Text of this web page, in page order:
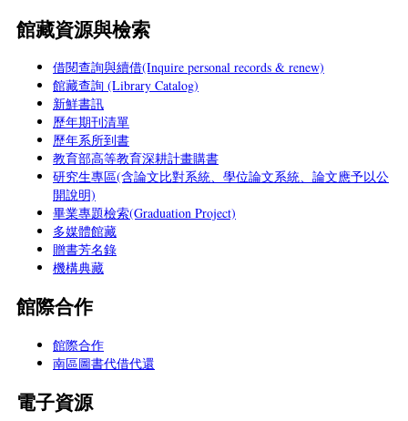
館藏資源與檢索
借閱查詢與續借(Inquire personal records & renew)
館藏查詢 (Library Catalog)
新鮮書訊
歷年期刊清單
歷年系所到書
教育部高等教育深耕計畫購書
研究生專區(含論文比對系統、學位論文系統、論文應予以公
開說明)
畢業專題檢索(Graduation Project)
多媒體館藏
贈書芳名錄
機構典藏
館際合作
館際合作
南區圖書代借代還
電子資源